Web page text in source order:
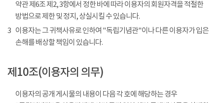
약관 제6조 제2, 3항에서 정한 바에 따라 이용자의 회원자격을 적절한
방법으로 제한 및 정지, 상실시킬 수 있습니다.
3 이용자는 그 귀책사유로 인하여 "독립기념관"이나 다른 이용자가 입은
손해를 배상할 책임이 있습니다.
제10조(이용자의 의무)
이용자의 공개 게시물의 내용이 다음 각 호에 해당하는 경우